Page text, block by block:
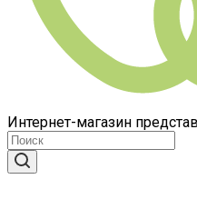
Интернет-магазин